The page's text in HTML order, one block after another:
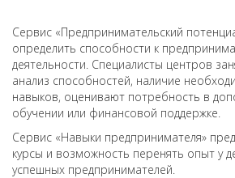
Сервис «Предпринимательский
определить способности к
деятельности. Специалисты центров
анализ способностей, наличие
навыков, оценивают потребность в
обучении или финансовой поддержке.
Сервис «Навыки предпринимателя»
курсы и возможность перенять опыт у
успешных предпринимателей.